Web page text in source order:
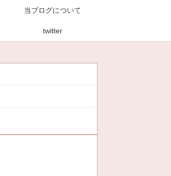
当ブログについて
twitter